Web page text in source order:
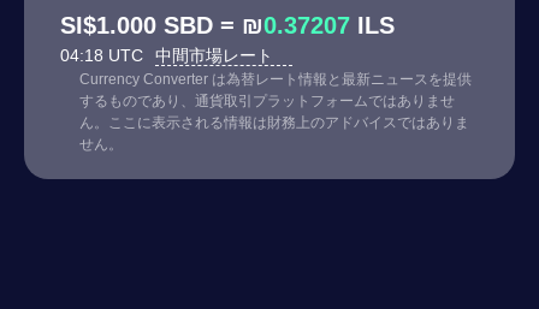
SI$1.000 SBD = ₪0.37207 ILS
04:18 UTC 中間市場レート
Currency Converter は為替レート情報と最新ニュースを提供
するものであり、通貨取引プラットフォームではありませ
ん。ここに表示される情報は財務上のアドバイスではありま
せん。